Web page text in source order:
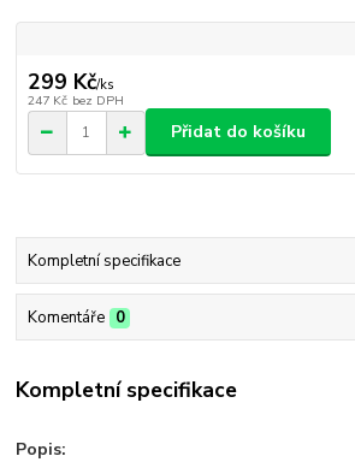
299 Kč/ks
247 Kč bez DPH
Přidat do košíku
Kompletní specifikace
Komentáře 0
Kompletní specifikace
Popis: